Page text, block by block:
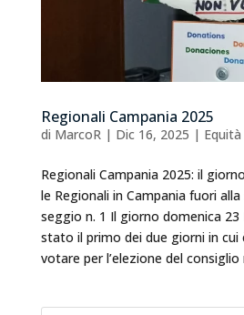
Regionali Campania 2025
di MarcoR| Dic 16, 2025 | Equità
Regionali Campania 2025: il
le Regionali in Campania fuori
seggio n. 1 Il giorno domenica 23
stato il primo dei due giorni in cui
votare per l’elezione del consiglio